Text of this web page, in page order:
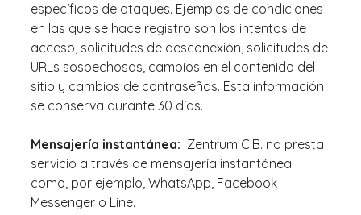
específicos de ataques. Ejemplos de condiciones
en las que se hace registro son los intentos de
acceso, solicitudes de desconexión, solicitudes de
URLs sospechosas, cambios en el contenido del
sitio y cambios de contraseñas. Esta información
se conserva durante 30 días.
Mensajería instantánea: Zentrum C.B. no presta
servicio a través de mensajería instantánea
como, por ejemplo, WhatsApp, Facebook
Messenger o Line.